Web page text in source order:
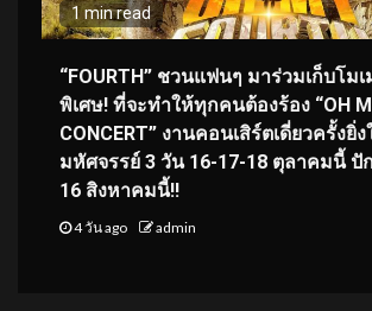
1 min read
“FOURTH” ชวนแฟนๆ มาร่วมเก็บโม
พิเศษ! ที่จะทำให้ทุกคนต้องร้อง “OH
CONCERT” งานคอนเสิร์ตเดี่ยวครั้งยิ่
มหัศจรรย์ 3 วัน 16-17-18 ตุลาคมนี้
16 สิงหาคมนี้!!
4 วัน ago admin